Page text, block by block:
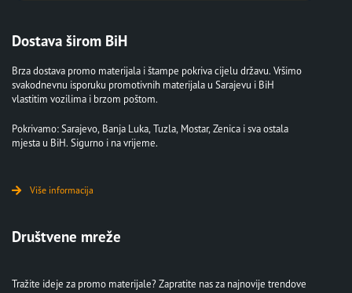
Dostava širom BiH
Brza dostava promo materijala i štampe pokriva cijelu državu. Vršimo
svakodnevnu isporuku promotivnih materijala u Sarajevu i BiH
vlastitim vozilima i brzom poštom.
Pokrivamo: Sarajevo, Banja Luka, Tuzla, Mostar, Zenica i sva ostala
mjesta u BiH. Sigurno i na vrijeme.
Više informacija
Društvene mreže
Tražite ideje za promo materijale? Zapratite nas za najnovije trendove